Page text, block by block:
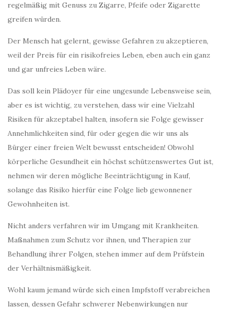
regelmäßig mit Genuss zu Zigarre, Pfeife oder Zigarette
greifen würden.
Der Mensch hat gelernt, gewisse Gefahren zu akzeptieren,
weil der Preis für ein risikofreies Leben, eben auch ein ganz
und gar unfreies Leben wäre.
Das soll kein Plädoyer für eine ungesunde Lebensweise sein,
aber es ist wichtig, zu verstehen, dass wir eine Vielzahl
Risiken für akzeptabel halten, insofern sie Folge gewisser
Annehmlichkeiten sind, für oder gegen die wir uns als
Bürger einer freien Welt bewusst entscheiden! Obwohl
körperliche Gesundheit ein höchst schützenswertes Gut ist,
nehmen wir deren mögliche Beeinträchtigung in Kauf,
solange das Risiko hierfür eine Folge lieb gewonnener
Gewohnheiten ist.
Nicht anders verfahren wir im Umgang mit Krankheiten.
Maßnahmen zum Schutz vor ihnen, und Therapien zur
Behandlung ihrer Folgen, stehen immer auf dem Prüfstein
der Verhältnismäßigkeit.
Wohl kaum jemand würde sich einen Impfstoff verabreichen
lassen, dessen Gefahr schwerer Nebenwirkungen nur